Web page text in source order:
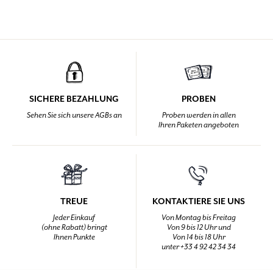
SICHERE BEZAHLUNG
Sehen Sie sich unsere AGBs an
PROBEN
Proben werden in allen
Ihren Paketen angeboten
TREUE
Jeder Einkauf
(ohne Rabatt) bringt
Ihnen Punkte
KONTAKTIERE SIE UNS
Von Montag bis Freitag
Von 9 bis 12 Uhr und
Von 14 bis 18 Uhr
unter +33 4 92 42 34 34